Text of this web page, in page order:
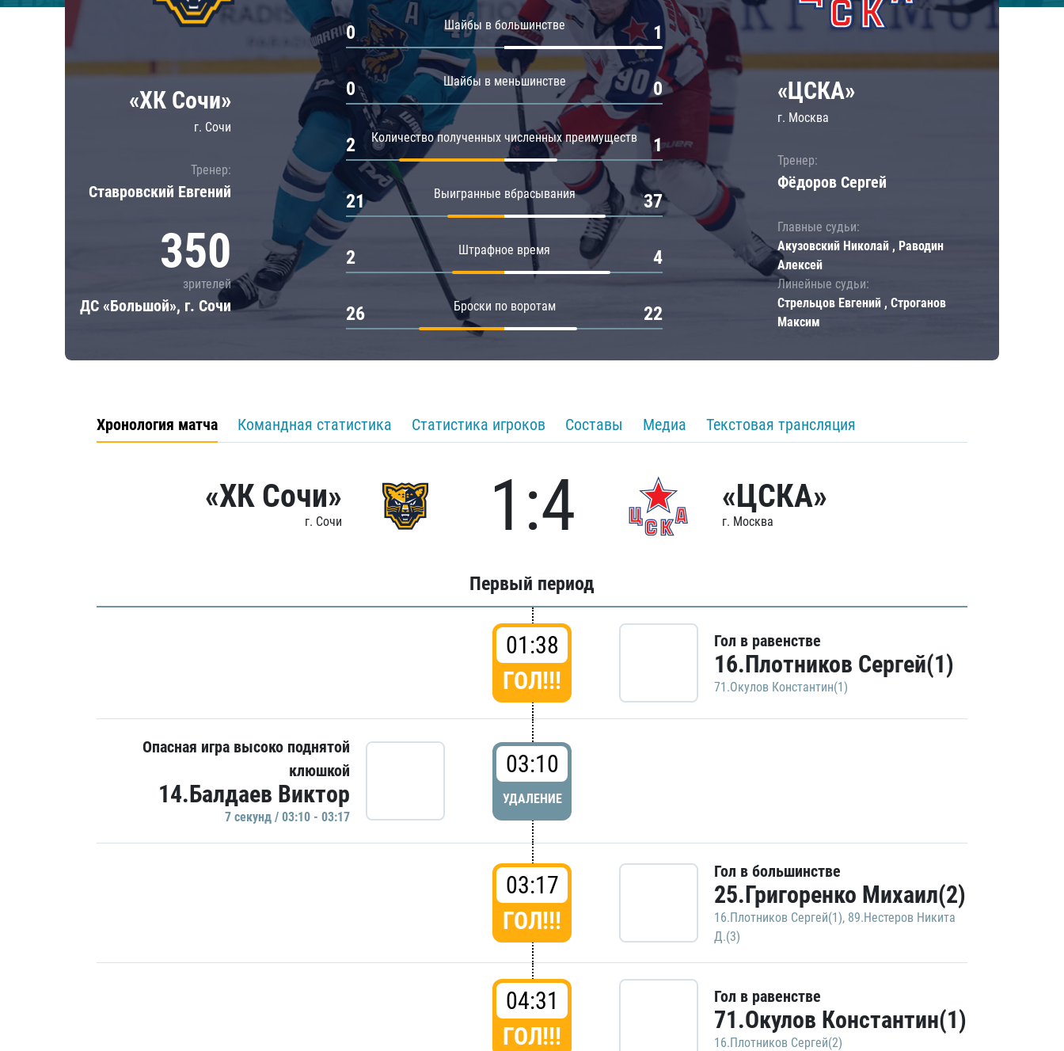
Локомотив
ЦСКА
Шанхайские Драконы
Амур
Барыс
Салават Юлаев
«ХК Сочи»
г. Сочи
Тренер:
Ставровский Евгений
350
зрителей
ДС «Большой», г. Сочи
Шайбы в большинстве
0 1
Шайбы в меньшинстве
0 0
Количество полученных численных преимуществ
2 1
Выигранные вбрасывания
21 37
Штрафное время
2 4
Броски по воротам
26 22
«ЦСКА»
г. Москва
Тренер:
Фёдоров Сергей
Главные судьи:
Акузовский Николай , Раводин
Алексей
Линейные судьи:
Стрельцов Евгений , Строганов
Максим
Хронология матча Командная статистика Статистика игроков Составы Медиа Текстовая трансляция
«ХК Сочи»
г. Сочи 1:4 «ЦСКА»
г. Москва
Первый период
01:38
ГОЛ!!!
Гол в равенстве
16.Плотников Сергей(1)
71.Окулов Константин(1)
Опасная игра высоко поднятой
клюшкой
14.Балдаев Виктор
7 секунд / 03:10 - 03:17
03:10
УДАЛЕНИЕ
03:17
ГОЛ!!!
Гол в большинстве
25.Григоренко Михаил(2)
16.Плотников Сергей(1), 89.Нестеров Никита
Д.(3)
04:31
ГОЛ!!!
Гол в равенстве
71.Окулов Константин(1)
16.Плотников Сергей(2)